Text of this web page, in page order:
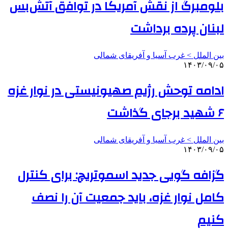
بلومبرگ از نقش آمریکا در توافق آتش‌بس
لبنان پرده برداشت
بین الملل > غرب آسیا و آفریقای شمالی
۱۴۰۳/۰۹/۰۵
ادامه توحش رژیم صهیونیستی در نوار غزه
۶ شهید برجای گذاشت
بین الملل > غرب آسیا و آفریقای شمالی
۱۴۰۳/۰۹/۰۵
گزافه گویی جدید اسموتریچ: برای کنترل
کامل نوار غزه، باید جمعیت آن را نصف
کنیم